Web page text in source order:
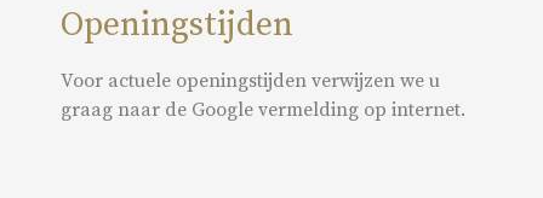
Openingstijden
Voor actuele openingstijden verwijzen we u
graag naar de Google vermelding op internet.